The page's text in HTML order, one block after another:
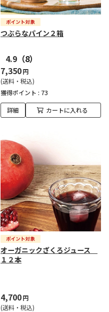
つぶらなパイン２箱
4.9 （8）
7,350円
(送料・税込)
獲得ポイント : 73
詳細 カートに入れる
オーガニックざくろジュース
１２本
4,700円
(送料・税込)